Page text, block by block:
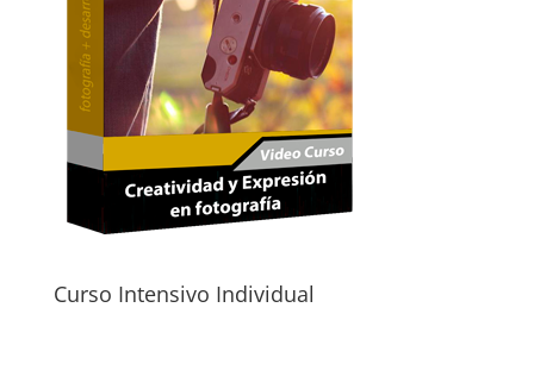
Curso Intensivo Individual